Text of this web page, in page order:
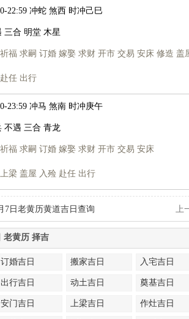
22:59 冲蛇 煞西 时冲己巳
三合 明堂 木星
福 求嗣 订婚 嫁娶 求财 开市 交易 安床 修造 盖
任 出行
23:59 冲马 煞南 时冲庚午
不遇 三合 青龙
福 求嗣 订婚 嫁娶 求财 开市 交易 安床
梁 盖屋 入殓 赴任 出行
7日老黄历黄道吉日查询 上
老黄历 择吉
订婚吉日 搬家吉日 入宅吉日
出行吉日 动土吉日 奠基吉日
安门吉日 上梁吉日 作灶吉日